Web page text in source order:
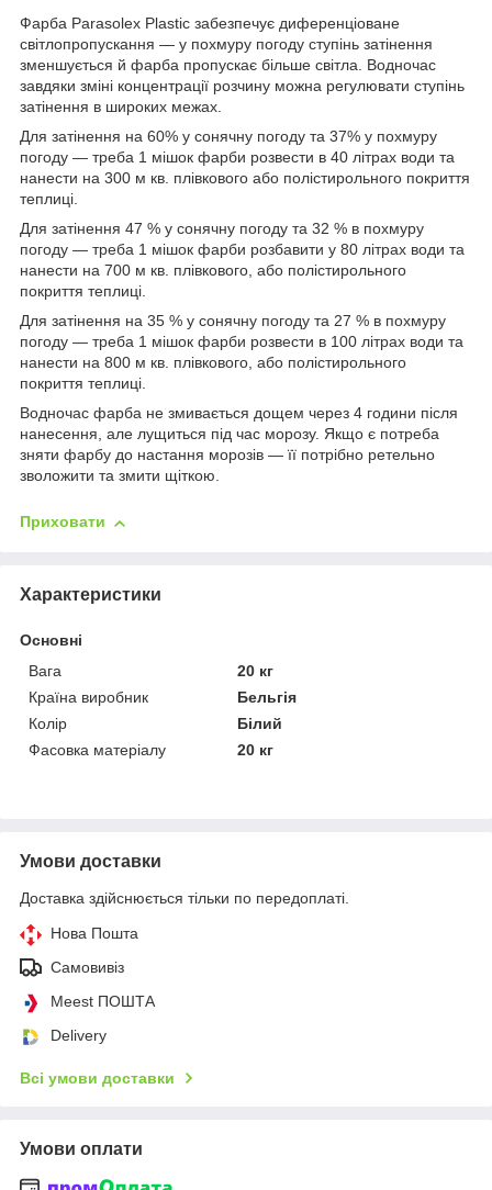
Фарба Parasolex Plastic забезпечує диференціоване
світлопропускання — у похмуру погоду ступінь затінення
зменшується й фарба пропускає більше світла. Водночас
завдяки зміні концентрації розчину можна регулювати ступінь
затінення в широких межах.
Для затінення на 60% у сонячну погоду та 37% у похмуру
погоду — треба 1 мішок фарби розвести в 40 літрах води та
нанести на 300 м кв. плівкового або полістирольного покриття
теплиці.
Для затінення 47 % у сонячну погоду та 32 % в похмуру
погоду — треба 1 мішок фарби розбавити у 80 літрах води та
нанести на 700 м кв. плівкового, або полістирольного
покриття теплиці.
Для затінення на 35 % у сонячну погоду та 27 % в похмуру
погоду — треба 1 мішок фарби розвести в 100 літрах води та
нанести на 800 м кв. плівкового, або полістирольного
покриття теплиці.
Водночас фарба не змивається дощем через 4 години після
нанесення, але лущиться під час морозу. Якщо є потреба
зняти фарбу до настання морозів — її потрібно ретельно
зволожити та змити щіткою.
Приховати
Характеристики
Основні
Вага
20 кг
Країна виробник
Бельгія
Колір
Білий
Фасовка матеріалу
20 кг
Умови доставки
Доставка здійснюється тільки по передоплаті.
Нова Пошта
Самовивіз
Meest ПОШТА
Delivery
Всі умови доставки
Умови оплати